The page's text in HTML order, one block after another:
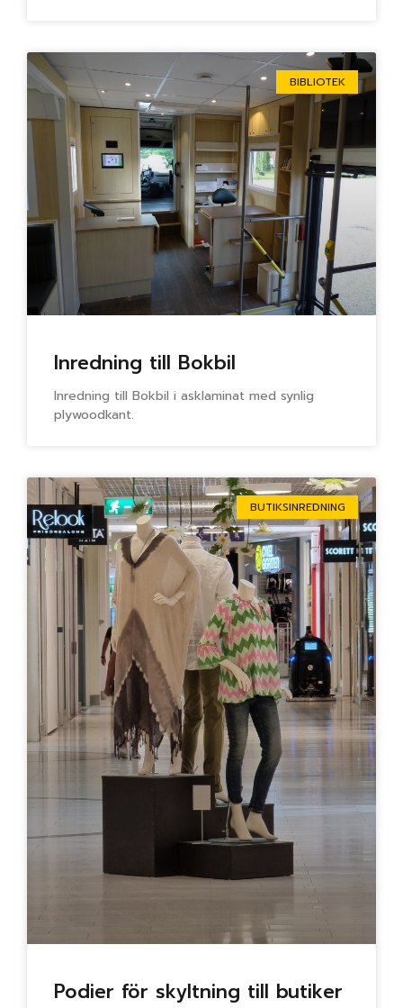
BIBLIOTEK
Inredning till Bokbil
Inredning till Bokbil i asklaminat med synlig
plywoodkant.
BUTIKSINREDNING
Podier för skyltning till butiker